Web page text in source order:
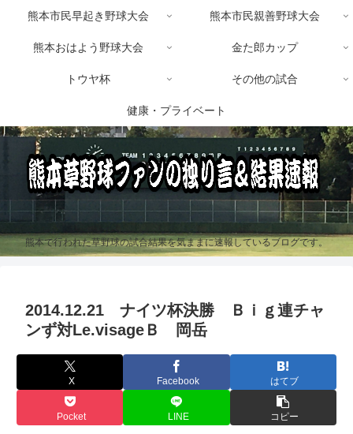
熊本で行われた草野球の試合結果を気ままに速報しているブログです。
熊本市民早起き野球大会 熊本市民親善野球大会
熊本おはよう野球大会 金た郎カップ
トウヤ杯 その他の試合
健康・プライベート
2014.12.21 ナイツ杯決勝 Ｂｉｇ連チャ
ンず対Le.visageＢ 岡岳
X Facebook はてブ
Pocket LINE コピー